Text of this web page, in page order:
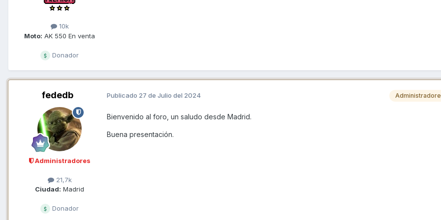
10k
Moto: AK 550 En venta
Donador
fededb
Administradores
21,7k
Ciudad: Madrid
Donador
Publicado 27 de Julio del 2024
Bienvenido al foro, un saludo desde Madrid.
Buena presentación.